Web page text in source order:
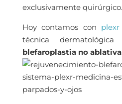
exclusivamente quirúrgico.
Hoy contamos con plexr
técnica
blefaroplastia no ablativa